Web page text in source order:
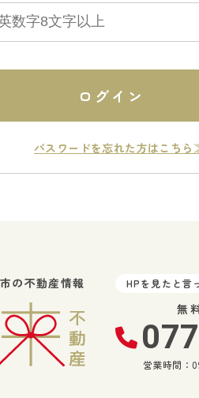
ログイン
パスワードを忘れた方はこち
の不動産情報 HPを見たと言
無
営業時間：